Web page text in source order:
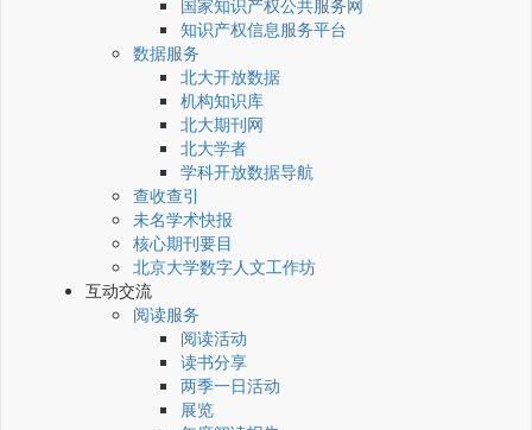
国家知识产权公共服务网
知识产权信息服务平台
数据服务
北大开放数据
机构知识库
北大期刊网
北大学者
学科开放数据导航
查收查引
未名学术快报
核心期刊要目
北京大学数字人文工作坊
互动交流
阅读服务
阅读活动
读书分享
两季一日活动
展览